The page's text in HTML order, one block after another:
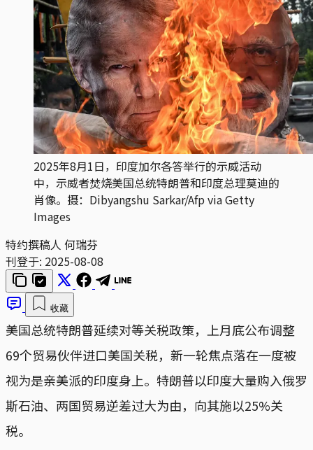
2025年8月1日，印度加尔各答举行的示威活动
中，示威者焚烧美国总统特朗普和印度总理莫迪的
肖像。摄：Dibyangshu Sarkar/Afp via Getty
Images
特约撰稿人 何瑞芬
刊登于: 2025-08-08
收藏
美国总统特朗普延续对等关税政策，上月底公布调整
69个贸易伙伴进口美国关税，新一轮焦点落在一度被
视为是亲美派的印度身上。特朗普以印度大量购入俄罗
斯石油、两国贸易逆差过大为由，向其施以25%关
税。